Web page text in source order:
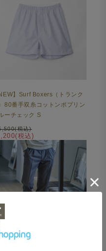
NEW】Surf Boxers（トランク
80番手双糸コットンポプリン
ーチェック S
税込)
税込)